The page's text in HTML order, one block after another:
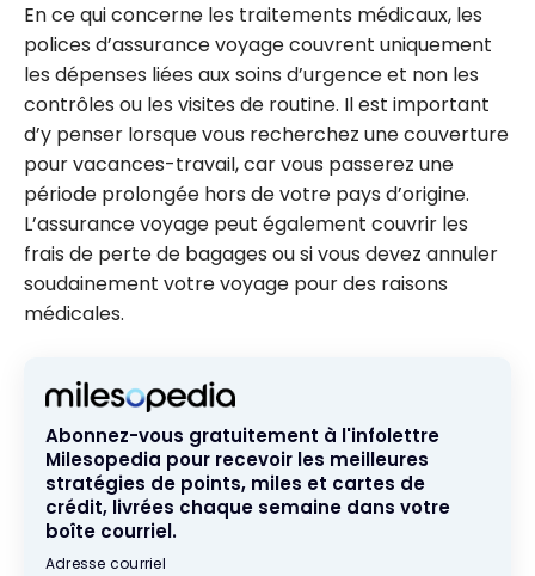
En ce qui concerne les traitements médicaux, les
polices d’assurance voyage couvrent uniquement
les dépenses liées aux soins d’urgence et non les
contrôles ou les visites de routine. Il est important
d’y penser lorsque vous recherchez une couverture
pour vacances-travail, car vous passerez une
période prolongée hors de votre pays d’origine.
L’assurance voyage peut également couvrir les
frais de perte de bagages ou si vous devez annuler
soudainement votre voyage pour des raisons
médicales.
Abonnez-vous gratuitement à l'infolettre
Milesopedia pour recevoir les meilleures
stratégies de points, miles et cartes de
crédit, livrées chaque semaine dans votre
boîte courriel.
Adresse courriel